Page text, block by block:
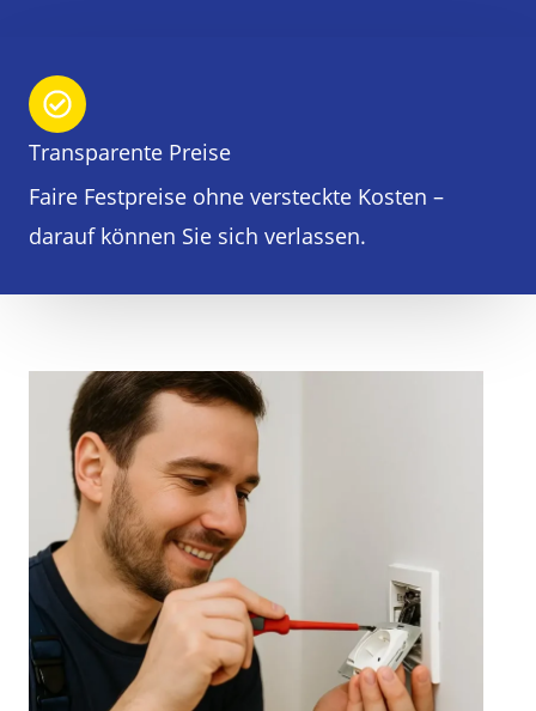
Transparente Preise
Faire Festpreise ohne versteckte Kosten –
darauf können Sie sich verlassen.